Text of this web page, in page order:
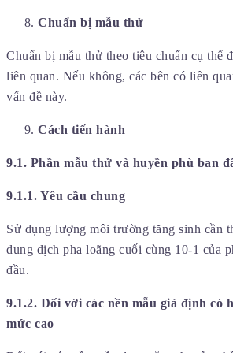
Chuẩn bị mẫu thử
Chuẩn bị mẫu thử theo tiêu chuẩn cụ thể
liên quan. Nếu không, các bên có liên
vấn đề này.
Cách tiến hành
9.1. Phần mẫu thử và huyền phù ban
9.1.1. Yêu cầu chung
Sử dụng lượng môi trường tăng sinh cần
dung dịch pha loãng cuối cùng 10-1 của
đầu.
9.1.2. Đối với các nền mẫu giả định có
mức cao